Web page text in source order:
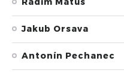
Jakub Orsava
Antonín Pechanec